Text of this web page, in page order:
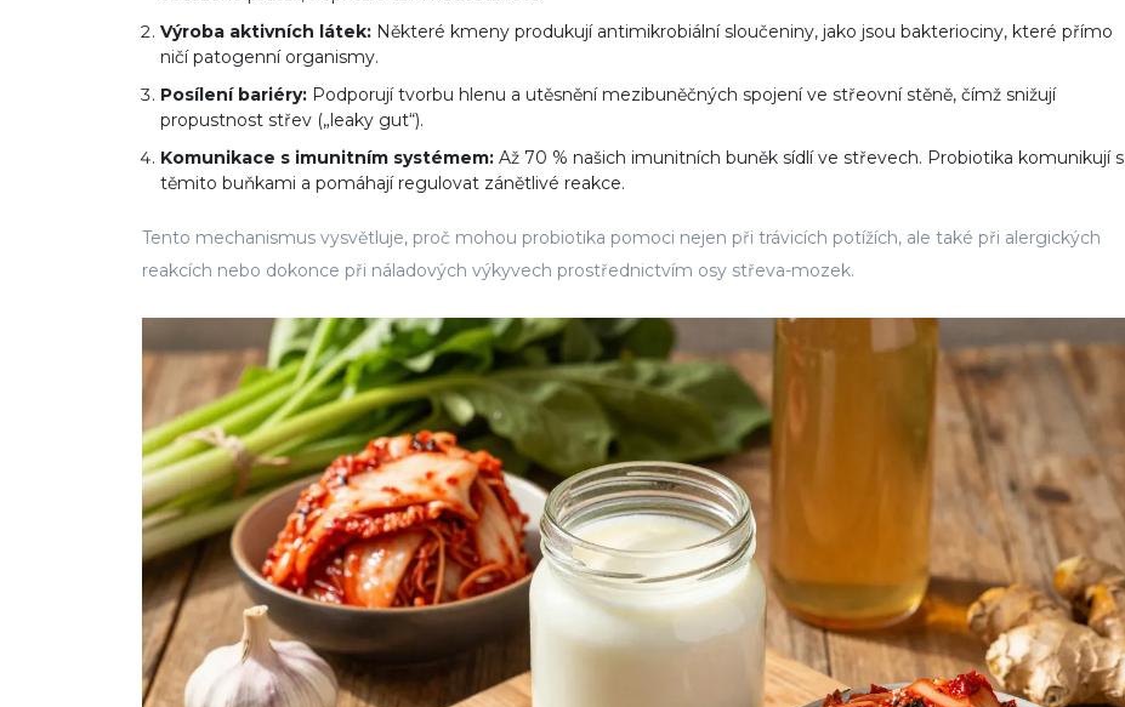
Výroba aktivních látek: Některé kmeny produkují antimikrobiální sloučeniny, jako jsou bakteriociny, které přímo
ničí patogenní organismy.
Posílení bariéry: Podporují tvorbu hlenu a utěsnění mezibuněčných spojení ve střeovní stěně, čímž snižují
propustnost střev („leaky gut“).
Komunikace s imunitním systémem: Až 70 % našich imunitních buněk sídlí ve střevech. Probiotika komunikují s
těmito buňkami a pomáhají regulovat zánětlivé reakce.
Tento mechanismus vysvětluje, proč mohou probiotika pomoci nejen při trávicích potížích, ale také při alergických
reakcích nebo dokonce při náladových výkyvech prostřednictvím osy střeva-mozek.